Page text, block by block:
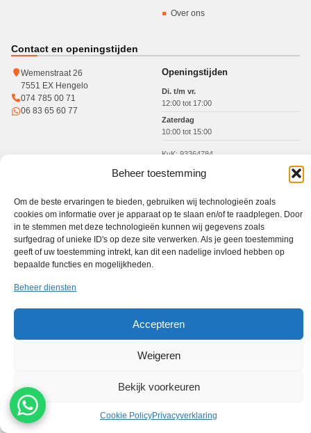
Beheer toestemming
Om de beste ervaringen te bieden, gebruiken wij technologieën zoals
cookies om informatie over je apparaat op te slaan en/of te raadplegen. Door
in te stemmen met deze technologieën kunnen wij gegevens zoals
surfgedrag of unieke ID's op deze site verwerken. Als je geen toestemming
geeft of uw toestemming intrekt, kan dit een nadelige invloed hebben op
bepaalde functies en mogelijkheden.
Beheer diensten
Accepteren
Weigeren
Bekijk voorkeuren
Cookie PolicyPrivacyverklaring
Over ons
Contact en openingstijden
Wemenstraat 26
7551 EX Hengelo
074 785 00 71
06 83 65 60 77
Openingstijden
Di. t/m vr.
12:00 tot 17:00
Zaterdag
10:00 tot 15:00
KvK: 93364784
Werkgebied
Winkel in Hengelo · gratis haal- en brengservice in heel Twente
Haal- en brengserviceHengeloEnschedeBorneAlmeloOldenzaal
Nijverdal Den Ham
merken die op deze website worden genoemd. Afhankelijk van het merk, model en type
reparatie kunnen wij originele onderdelen inkopen via onze vaste leveranciers. We
bespreken vooraf welke onderdeeloptie beschikbaar is en beginnen pas na uw akkoord.
Advertentiebeleid